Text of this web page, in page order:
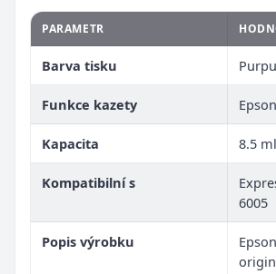
PARAMETR
Barva tisku
Funkce kazety
Kapacita 8.5 ml
Kompatibilní s
6005
Popis výrobku